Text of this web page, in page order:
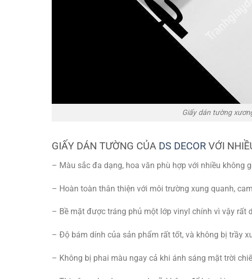
Giấy dán tường
GIẤY DÁN TƯỜNG CỦA DS DECOR VỚI
– Màu sắc đa dạng, hoa văn phù hợp với nhiều không
– Hoàn toàn thân thiện với môi trường xung quanh,
– Bề mặt được tráng phủ một lớp vinyl chính vì vậy rất
– Độ bám dính của sản phẩm rất tốt, và không bị trầy
– Không bị phai màu ngay cả khi ánh sáng mặt trời